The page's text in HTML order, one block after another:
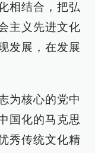
相结合，把弘
主义先进文化
发展，在发展
为核心的党中
国化的马克思
秀传统文化精